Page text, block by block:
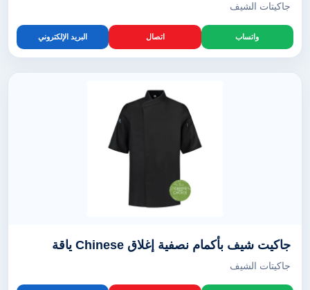
جاكيتات الشيف
واتساب اتصال البريد الإلكتروني
جاكيت شيف بأكمام نصفية إغلاق Chinese ياقة
جاكيتات الشيف